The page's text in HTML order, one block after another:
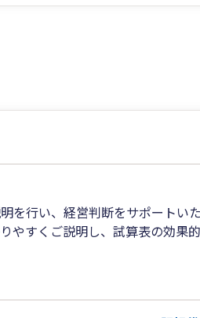
を行い、経営判断をサポート
すくご説明し、試算表の効果